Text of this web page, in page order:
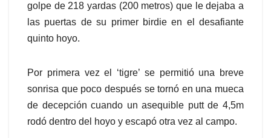
golpe de 218 yardas (200 metros) que le dejaba a
las puertas de su primer birdie en el desafiante
quinto hoyo.
Por primera vez el ‘tigre’ se permitió una breve
sonrisa que poco después se tornó en una mueca
de decepción cuando un asequible putt de 4,5m
rodó dentro del hoyo y escapó otra vez al campo.